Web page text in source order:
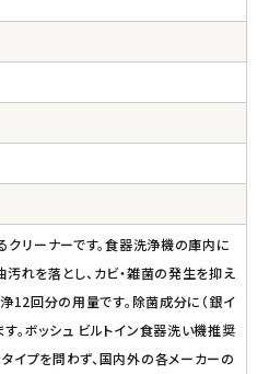
リーナーです。食器洗浄機の庫内に
汚れを落とし、カビ・雑菌の発生を抑え
12回分の用量です。除菌成分に（銀イ
。ボッシュ ビルトイン食器洗い機推奨
タイプを問わず、国内外の各メーカーの